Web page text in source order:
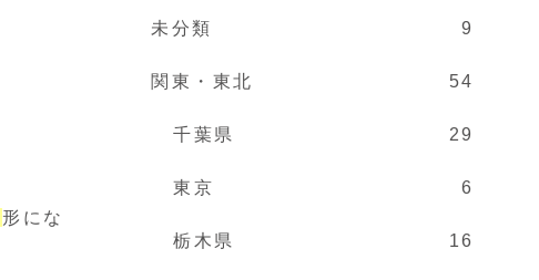
形にな
未分類 9
関東・東北 54
千葉県 29
東京 6
栃木県 16